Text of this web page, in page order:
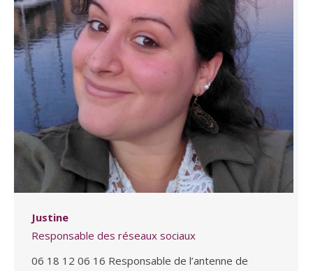
Justine
Responsable des réseaux sociaux
06 18 12 06 16 Responsable de l’antenne de